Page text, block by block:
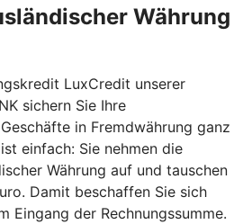
Währung
LuxCredit unserer
sichern Sie Ihre
in Fremdwährung ganz
einfach: Sie nehmen die
Währung auf und tauschen
Damit beschaffen Sie sich
Eingang der Rechnungssumme.